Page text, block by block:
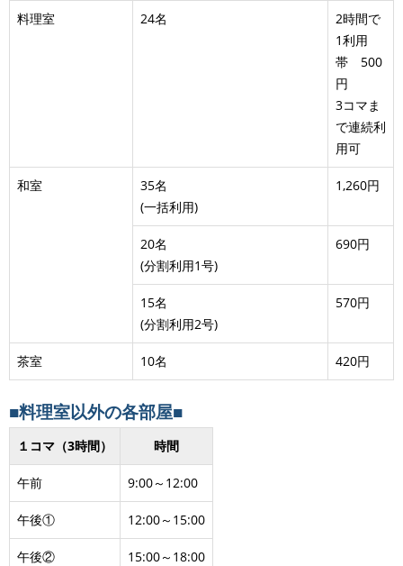
料理室 24名
2時間で
1利用
帯 500
円
3コマま
で連続利
用可
和室
35名
(一括利用)
1,260円
20名
(分割利用1号)
690円
15名
(分割利用2号)
570円
茶室 10名 420円
■料理室以外の各部屋■
１コマ（3時間） 時間
午前 9:00～12:00
午後① 12:00～15:00
午後② 15:00～18:00